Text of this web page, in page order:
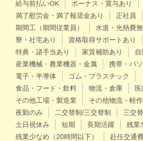
給与前払いOK
ボーナス・賞与あり
満了慰労金・満了報奨金あり
正社員
期間工（期間従業員）
水道・光熱費
寮・社宅あり
資格取得サポートあり
特典・諸手当あり
家賃補助あり
産業機械・農業機器・金属
携帯・パ
電子・半導体
ゴム・プラスチック
食品・フード・飲料
物流・倉庫
その他工場・製造業
その他物流・軽
夜勤のみ
二交替制/三交替制 三交
土日祝休み
短期 長期活躍
残業
残業少なめ（20時間以下）
赴任交通